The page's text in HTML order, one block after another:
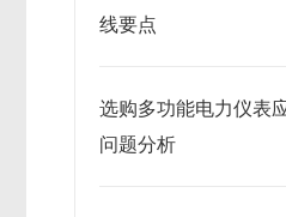
线要点
选购多功能电力仪表
问题分析